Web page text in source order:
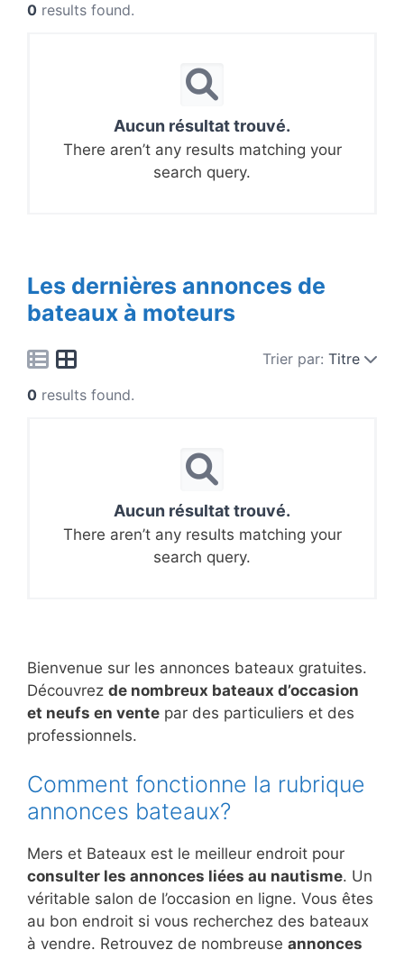
0 results found.
Aucun résultat trouvé.
There aren’t any results matching your
search query.
Les dernières annonces de
bateaux à moteurs
Trier par: Titre
0 results found.
Aucun résultat trouvé.
There aren’t any results matching your
search query.
Bienvenue sur les annonces bateaux gratuites.
Découvrez de nombreux bateaux d’occasion
et neufs en vente par des particuliers et des
professionnels.
Comment fonctionne la rubrique
annonces bateaux?
Mers et Bateaux est le meilleur endroit pour
consulter les annonces liées au nautisme. Un
véritable salon de l’occasion en ligne. Vous êtes
au bon endroit si vous recherchez des bateaux
à vendre. Retrouvez de nombreuse annonces